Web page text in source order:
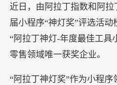
近日，由阿拉丁指数和阿
届小程序“神灯奖”评选活
“阿拉丁神灯-年度最佳工具
零售领域唯一获奖企业。
“阿拉丁神灯奖”作为小程